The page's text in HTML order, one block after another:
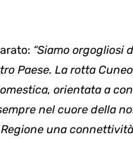
“Siamo orgogliosi
Paese. La rotta
orientata a
nel cuore della
una